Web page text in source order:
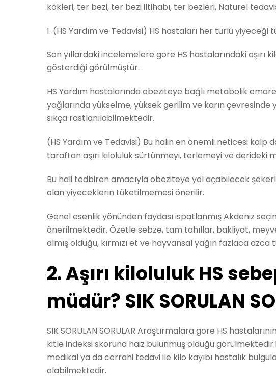
kökleri, ter bezi, ter bezi iltihabı, ter bezleri, Naturel
1. (HS Yardım ve Tedavisi) HS hastaları her türlü
Son yıllardaki incelemelere gore HS hastalarındaki aşırı
gösterdiği görülmüştür.
HS Yardım hastalarında obeziteye bağlı metabolik
yağlarında yükselme, yüksek gerilim ve karın
sıkça rastlanılabilmektedir.
(HS Yardım ve Tedavisi) Bu halin en önemli neticesi kalp
taraftan aşırı kiloluluk sürtünmeyi, terlemeyi ve
Bu hali tedbiren amacıyla obeziteye yol açabilecek
olan yiyeceklerin tüketilmemesi önerilir.
Genel esenlik yönünden faydası ispatlanmış Akdeniz
önerilmektedir. Özetle sebze, tam tahıllar, bakliyat,
almış olduğu, kırmızı et ve hayvansal yağın fazlaca
2. Aşırı kiloluluk HS
müdür? SIK SORULAN
SIK SORULAN SORULAR Araştırmalara gore HS
kitle indeksi skoruna haiz bulunmuş olduğu
medikal ya da cerrahi tedavi ile kilo kayıbı hastalık
olabilmektedir.